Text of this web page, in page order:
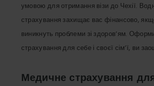
умовою для отримання візи до Чехії.
страхування захищає вас фінансово,
виникнуть проблеми зі здоров’ям.
страхування для себе і своєї сім’ї, ви
Медичне страхування